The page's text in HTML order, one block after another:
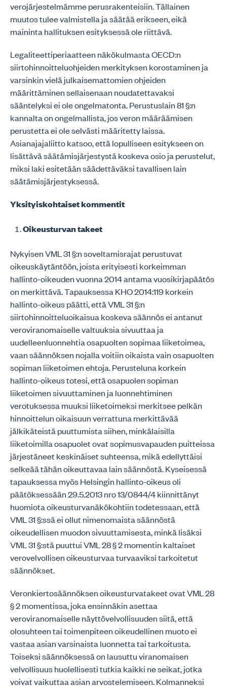
verojärjestelmämme perusrakenteisiin. Tällainen
muutos tulee valmistella ja säätää erikseen, eikä
maininta hallituksen esityksessä ole riittävä.
Legaliteettiperiaatteen näkökulmasta OECD:n
siirtohinnoitteluohjeiden merkityksen korostaminen ja
varsinkin vielä julkaisemattomien ohjeiden
määrittäminen sellaisenaan noudatettavaksi
sääntelyksi ei ole ongelmatonta. Perustuslain 81 §:n
kannalta on ongelmallista, jos veron määräämisen
perustetta ei ole selvästi määritetty laissa.
Asianajajaliitto katsoo, että lopulliseen esitykseen on
lisättävä säätämisjärjestystä koskeva osio ja perustelut,
miksi laki esitetään säädettäväksi tavallisen lain
säätämisjärjestyksessä.
Yksityiskohtaiset kommentit
Oikeusturvan takeet
Nykyisen VML 31 §:n soveltamisrajat perustuvat
oikeuskäytäntöön, joista erityisesti korkeimman
hallinto-oikeuden vuonna 2014 antama vuosikirjapäätös
on merkittävä. Tapauksessa KHO 2014:119 korkein
hallinto-oikeus päätti, että VML 31 §:n
siirtohinnoitteluoikaisua koskeva säännös ei antanut
veroviranomaiselle valtuuksia sivuuttaa ja
uudelleenluonnehtia osapuolten sopimaa liiketoimea,
vaan säännöksen nojalla voitiin oikaista vain osapuolten
sopiman liiketoimen ehtoja. Perusteluna korkein
hallinto-oikeus totesi, että osapuolen sopiman
liiketoimen sivuuttaminen ja luonnehtiminen
verotuksessa muuksi liiketoimeksi merkitsee pelkän
hinnoittelun oikaisuun verrattuna merkittävää
jälkikäteistä puuttumista siihen, minkälaisilla
liiketoimilla osapuolet ovat sopimusvapauden puitteissa
järjestäneet keskinäiset suhteensa, mikä edellyttäisi
selkeää tähän oikeuttavaa lain säännöstä. Kyseisessä
tapauksessa myös Helsingin hallinto-oikeus oli
päätöksessään 29.5.2013 nro 13/0844/4 kiinnittänyt
huomiota oikeusturvanäkökohtiin todetessaan, että
VML 31 §:ssä ei ollut nimenomaista säännöstä
oikeudellisen muodon sivuuttamisesta, minkä lisäksi
VML 31 §:stä puuttui VML 28 § 2 momentin kaltaiset
verovelvollisen oikeusturvaa turvaaviksi tarkoitetut
säännökset.
Veronkiertosäännöksen oikeusturvatakeet ovat VML 28
§ 2 momentissa, joka ensinnäkin asettaa
veroviranomaiselle näyttövelvollisuuden siitä, että
olosuhteen tai toimenpiteen oikeudellinen muoto ei
vastaa asian varsinaista luonnetta tai tarkoitusta.
Toiseksi säännöksessä on lausuttu viranomaisen
velvollisuus huolellisesti tutkia kaikki ne seikat, jotka
voivat vaikuttaa asian arvostelemiseen. Kolmanneksi